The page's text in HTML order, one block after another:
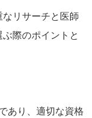
リサーチと医師
際のポイントと
あり、適切な資格